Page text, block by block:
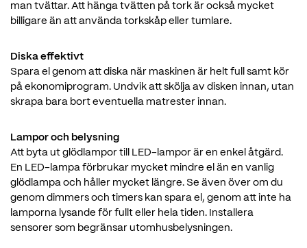
man tvättar. Att hänga tvätten på tork är också mycket
billigare än att använda torkskåp eller tumlare.
Diska effektivt
Spara el genom att diska när maskinen är helt full samt kör
på ekonomiprogram. Undvik att skölja av disken innan, utan
skrapa bara bort eventuella matrester innan.
Lampor och belysning
Att byta ut glödlampor till LED-lampor är en enkel åtgärd.
En LED-lampa förbrukar mycket mindre el än en vanlig
glödlampa och håller mycket längre. Se även över om du
genom dimmers och timers kan spara el, genom att inte ha
lamporna lysande för fullt eller hela tiden. Installera
sensorer som begränsar utomhusbelysningen.